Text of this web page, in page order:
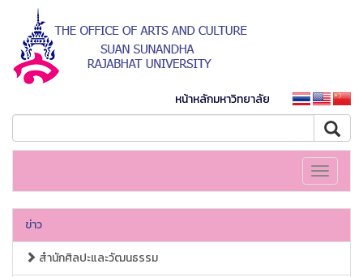
หน้าหลักมหาวิทยาลัย
Toggle
ข่าว
สำนักศิลปะและวัฒนธรรม